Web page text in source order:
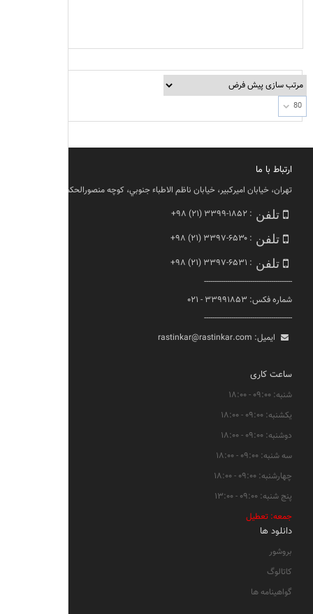
80
ارتباط با ما
تهران، خيابان اميركبير، خيابان ناظم الاطباء جنوبي، كوچه منصورالحكما، پلاك ١١
تلفن : +۹۸ (۲۱) ۳۳۹۹-۱۸۵۲
تلفن : +۹۸ (۲۱) ۳۳۹۷-۶۵۳۰
تلفن : +۹۸ (۲۱) ۳۳۹۷-۶۵۳۱
------------------------------------------
شماره فکس: ۳۳۹۹۱۸۵۳ - ۰۲۱
------------------------------------------
ایمیل: rastinkar@rastinkar.com
ساعت کاری
شنبه: ۰۹:۰۰ - ۱۸:۰۰
یکشنبه: ۰۹:۰۰ - ۱۸:۰۰
دوشنبه: ۰۹:۰۰ - ۱۸:۰۰
سه شنبه: ۰۹:۰۰ - ۱۸:۰۰
چهارشنبه: ۰۹:۰۰ - ۱۸:۰۰
پنج شنبه: ۰۹:۰۰ - ۱۳:۰۰
جمعه: تعطیل
دانلود ها
بروشور
کاتالوگ
گواهینامه ها